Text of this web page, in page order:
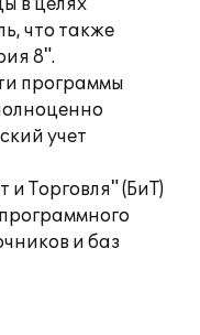
в целях
что также
8".
программы
учет
Торговля" (БиТ)
и баз